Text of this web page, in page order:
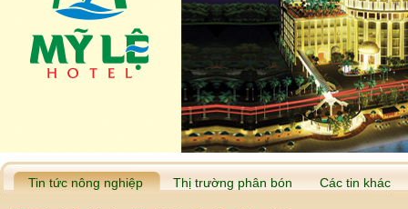
Tin tức nông nghiệp Thị trường phân bón Các tin khác